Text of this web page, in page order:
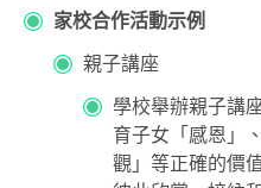
家校合作活動示例
親子講座
學校舉辦親子講
育子女「感恩」
觀」等正確的價